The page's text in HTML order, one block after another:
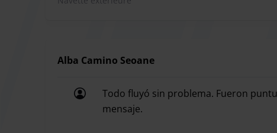
Horaire de navette:
Alba Camino Seoane
Todo fluyó sin problema. Fueron
mensaje.